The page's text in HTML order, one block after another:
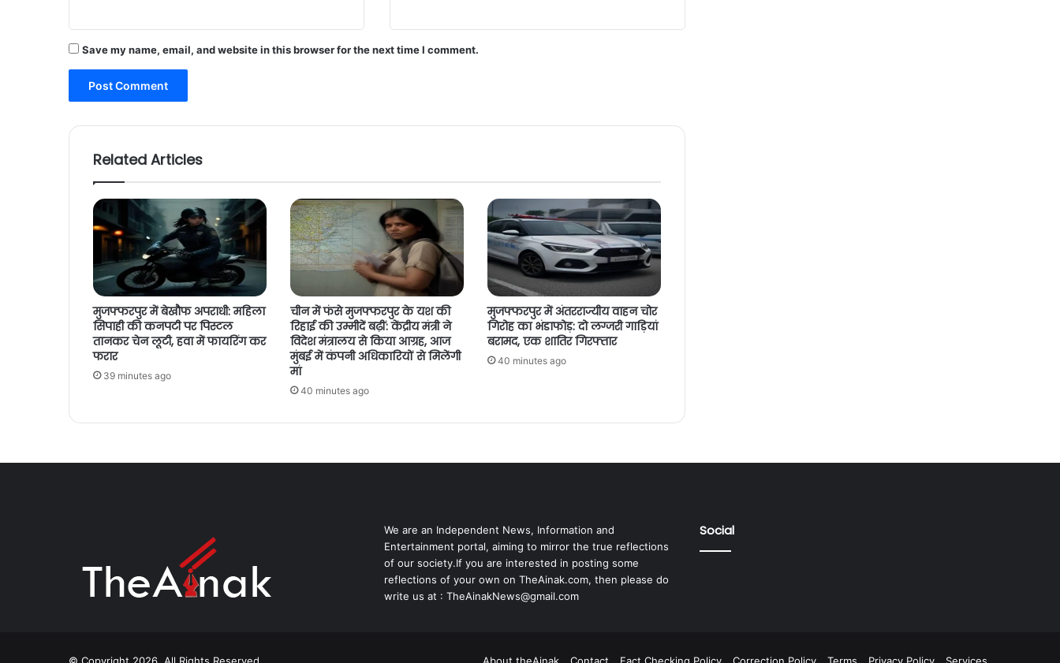
Save my name, email, and website in this browser for the next time I comment.
Related Articles
मुजफ्फरपुर में बेखौफ अपराधी: महिला
सिपाही की कनपटी पर पिस्टल
तानकर चेन लूटी, हवा में फायरिंग कर
फरार
39 minutes ago
चीन में फंसे मुजफ्फरपुर के यश की
रिहाई की उम्मीदें बढ़ीं: केंद्रीय मंत्री ने
विदेश मंत्रालय से किया आग्रह, आज
मुंबई में कंपनी अधिकारियों से मिलेंगी
मां
40 minutes ago
मुजफ्फरपुर में अंतरराज्यीय वाहन चोर
गिरोह का भंडाफोड़: दो लग्जरी गाड़ियां
बरामद, एक शातिर गिरफ्तार
40 minutes ago
We are an Independent News, Information and
Entertainment portal, aiming to mirror the true reflections
of our society.If you are interested in posting some
reflections of your own on TheAinak.com, then please do
write us at : TheAinakNews@gmail.com
Social